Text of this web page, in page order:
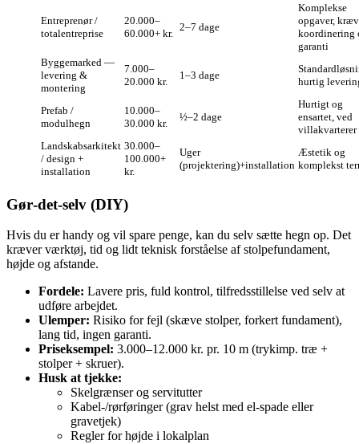
Entreprenør /
totalentreprise
20.000–
60.000+ kr.
2–7 dage
Komplekse
opgaver,
koordinering
garanti
Byggemarked —
levering &
montering
7.000–
20.000 kr.
1–3 dage
hurtig
Prefab /
modulhegn
10.000–
30.000 kr.
½–2 dage
Hurtigt og
ensartet, ved
villakvarterer
Landskabsarkitekt
/ design +
installation
30.000–
100.000+
kr.
Uger
(projektering)+installation
Æstetik og
komplekst
Gør‑det‑selv (DIY)
Hvis du er handy og vil spare penge, kan du selv sætte hegn op. Det
kræver værktøj, tid og lidt teknisk forståelse af stolpefundament,
højde og afstande.
Fordele: Lavere pris, fuld kontrol, tilfredsstillelse ved selv at
udføre arbejdet.
Ulemper: Risiko for fejl (skæve stolper, forkert fundament),
lang tid, ingen garanti.
Priseksempel: 3.000–12.000 kr. pr. 10 m (trykimp. træ +
stolper + skruer).
Husk at tjekke:
Skelgrænser og servitutter
Kabel-/rørføringer (grav helst med el‑spade eller
gravetjek)
Regler for højde i lokalplan